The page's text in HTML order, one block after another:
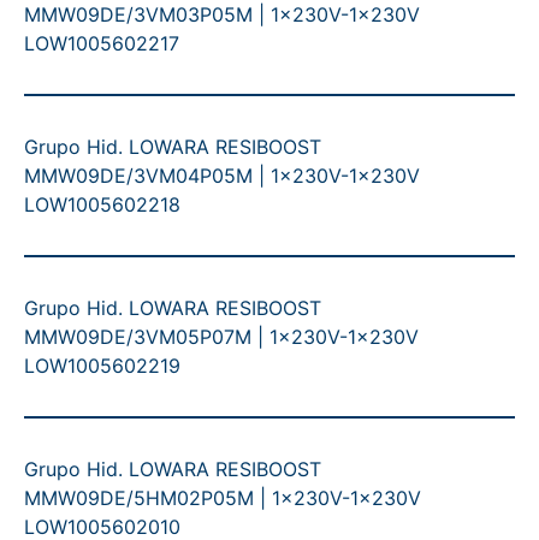
MMW09DE/3VM03P05M | 1x230V-1x230V
LOW1005602217
Grupo Hid. LOWARA RESIBOOST
MMW09DE/3VM04P05M | 1x230V-1x230V
LOW1005602218
Grupo Hid. LOWARA RESIBOOST
MMW09DE/3VM05P07M | 1x230V-1x230V
LOW1005602219
Grupo Hid. LOWARA RESIBOOST
MMW09DE/5HM02P05M | 1x230V-1x230V
LOW1005602010